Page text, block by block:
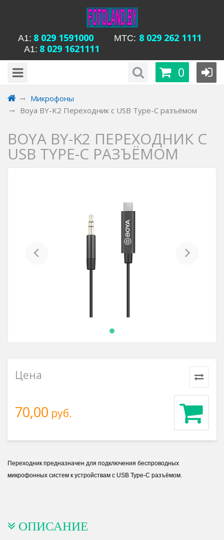
А1: 8 029 1591000 MTC: 8 029 262 1111
А1: 8 029 1621111
Время работы магазина Уманская 54:будни с 15-00 до
20-00, сб с 13-00 до 18-00, вс вых
0
Микрофоны
Boya BY-K2 Переходник с USB Type-C разъёмом
BOYA BY-K2 ПЕРЕХОДНИК С
USB TYPE-C РАЗЪЁМОМ
Previous
Цена
70,00 руб.
Переходник предназначен для подключения беспроводных
микрофонных систем к устройствам с USB Type-C разъёмом.
ОПИСАНИЕ